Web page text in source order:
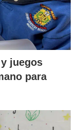
juegos
para